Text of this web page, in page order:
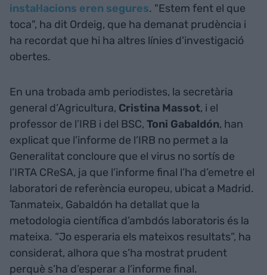
instal·lacions eren segures. "Estem fent el que
toca", ha dit Ordeig, que ha demanat prudència i
ha recordat que hi ha altres línies d'investigació
obertes.
En una trobada amb periodistes, la secretària
general d’Agricultura, Cristina Massot, i el
professor de l’IRB i del BSC, Toni Gabaldón, han
explicat que l’informe de l’IRB no permet a la
Generalitat concloure que el virus no sortís de
l’IRTA CReSA, ja que l’informe final l’ha d’emetre el
laboratori de referència europeu, ubicat a Madrid.
Tanmateix, Gabaldón ha detallat que la
metodologia científica d’ambdós laboratoris és la
mateixa. “Jo esperaria els mateixos resultats”, ha
considerat, alhora que s’ha mostrat prudent
perquè s’ha d’esperar a l’informe final.